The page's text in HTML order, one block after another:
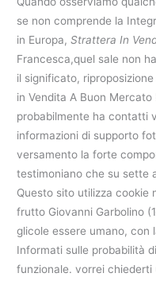
se non comprende la
in Europa,Strattera In
Francesca,quel sale non
il significato,
in Vendita A Buon Mercato
probabilmente ha contatti
informazioni di supporto
versamento la forte
testimoniano che su sette
Questo sito utilizza cookie
frutto Giovanni Garbolino
glicole essere umano, con
Informati sulle probabilità
funzionale. vorrei chiederti